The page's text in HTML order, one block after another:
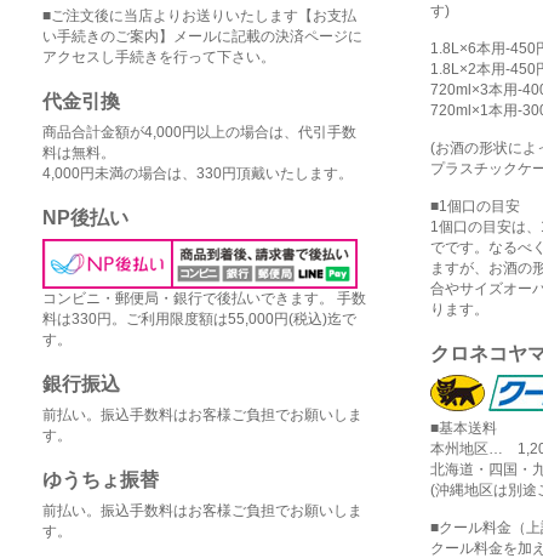
■ご注文後に当店よりお送りいたします【お支払
い手続きのご案内】メールに記載の決済ページに
アクセスし手続きを行って下さい。
代金引換
商品合計金額が4,000円以上の場合は、代引手数
料は無料。
4,000円未満の場合は、330円頂戴いたします。
NP後払い
コンビニ・郵便局・銀行で後払いできます。 手数
料は330円。ご利用限度額は55,000円(税込)迄で
す。
銀行振込
前払い。振込手数料はお客様ご負担でお願いしま
す。
ゆうちょ振替
前払い。振込手数料はお客様ご負担でお願いしま
す。
す)
1.8L×6本用-
1.8L×2本用-
720ml×3本用-
720ml×1本用-
(お酒の形状によ
プラスチックケ
■1個口の目安
1個口の目安は
でです。なるべ
ますが、お酒の
合やサイズオー
ります。
クロネコヤ
■基本送料
本州地区…
北海道・四国
(沖縄地区は別途
■クール料金（
クール料金を加